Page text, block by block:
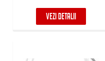
VEZI DETALII